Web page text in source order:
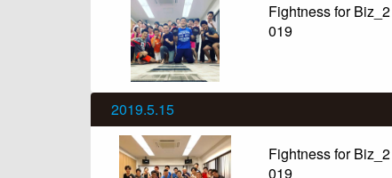
Fightness for Biz_2
019
2019.5.15
Fightness for Biz_2
019